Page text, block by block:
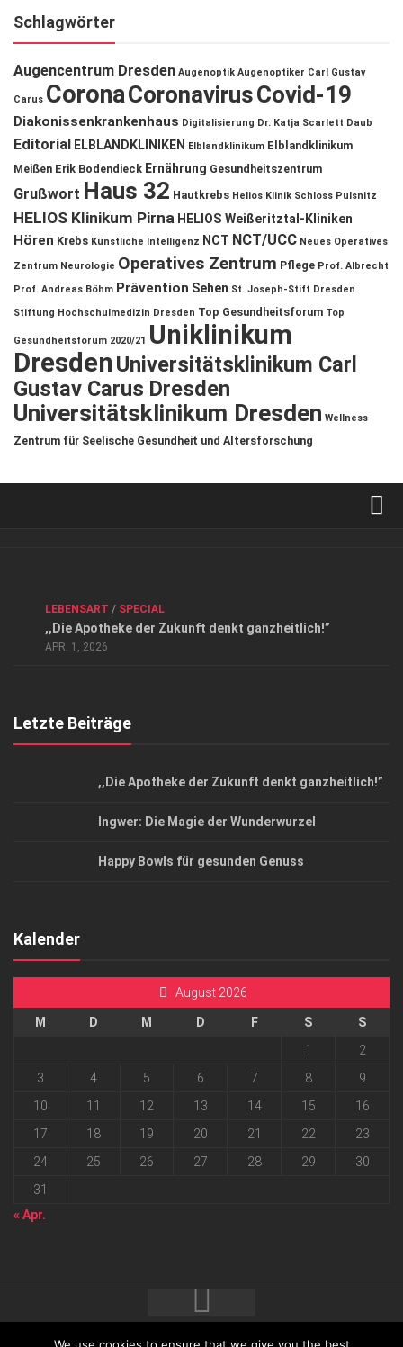
Schlagwörter
Augencentrum Dresden Augenoptik Augenoptiker Carl Gustav
Carus CoronaCoronavirusCovid-19
Diakonissenkrankenhaus Digitalisierung Dr. Katja Scarlett Daub
Editorial ELBLANDKLINIKEN Elblandklinikum Elblandklinikum
Meißen Erik Bodendieck Ernährung Gesundheitszentrum
Grußwort Haus 32 Hautkrebs Helios Klinik Schloss Pulsnitz
HELIOS Klinikum Pirna HELIOS Weißeritztal-Kliniken
Hören Krebs Künstliche Intelligenz NCT NCT/UCC Neues Operatives
Zentrum Neurologie Operatives Zentrum Pflege Prof. Albrecht
Prof. Andreas Böhm Prävention Sehen St. Joseph-Stift Dresden
Stiftung Hochschulmedizin Dresden Top Gesundheitsforum Top
Gesundheitsforum 2020/21 Uniklinikum
DresdenUniversitätsklinikum Carl
Gustav Carus Dresden
Universitätsklinikum Dresden Wellness
Zentrum für Seelische Gesundheit und Altersforschung
Datenschutzerklärung
Top Magazin Dresden / Ostsachsen
LEBENSART / SPECIAL
,,Die Apotheke der Zukunft denkt ganzheitlich!”
APR. 1, 2026
Letzte Beiträge
,,Die Apotheke der Zukunft denkt ganzheitlich!”
Ingwer: Die Magie der Wunderwurzel
Happy Bowls für gesunden Genuss
Kalender
August 2026
M D M D F S
S
1
2
3
4 5 6 7 8
9
10
11 12 13 14 15
16
17
18 19 20 21 22
23
24
25 26 27 28 29
30
31
« Apr.